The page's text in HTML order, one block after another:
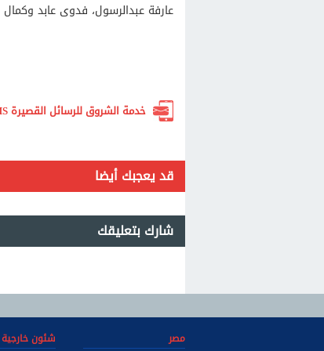
عارفة عبدالرسول، فدوى عابد وكمال
خدمة الشروق للرسائل القصيرة SMS.. اشترك الآن لتصلك أهم الأخبار لحظة بلحظة
قد يعجبك أيضا
شارك بتعليقك
مصر شئون خارجية